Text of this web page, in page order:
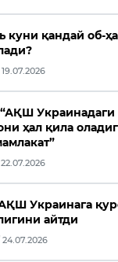
куни қандай об-
Украинадаги
ҳал қила
Украинага
айтди
24.07.2026